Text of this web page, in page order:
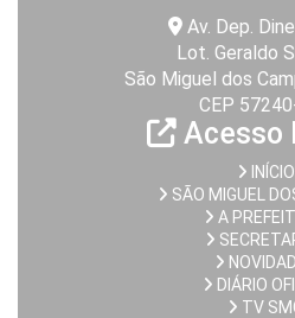
Av. Dep.
Lot. Geraldo
São Miguel dos
CEP
Acesso
INÍCIO
SÃO MIGUEL
A
DIÁRIO
TV